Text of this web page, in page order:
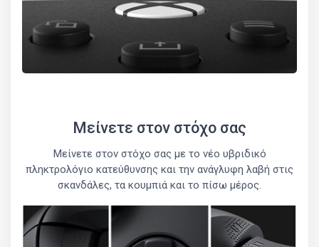
Μείνετε στον στόχο σας
Μείνετε στον στόχο σας με το νέο υβριδικό
πληκτρολόγιο κατεύθυνσης και την ανάγλυφη λαβή στις
σκανδάλες, τα κουμπιά και το πίσω μέρος.